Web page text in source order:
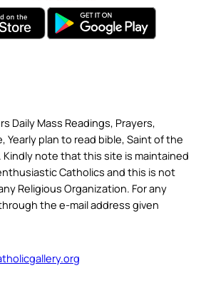
Daily Mass Readings, Prayers,
Yearly plan to read bible, Saint of the
Kindly note that this site is maintained
Catholics and this is not
Religious Organization. For any
the e-mail address given